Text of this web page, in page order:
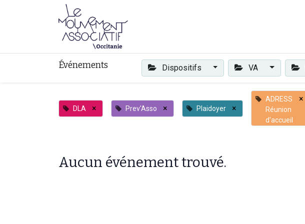
Événements Dispositifs VA
DLA × Prev'Asso × Plaidoyer ×
ADRESS
Réunion
d'accueil
×
Aucun événement trouvé.